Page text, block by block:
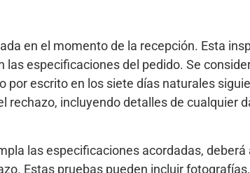
en el momento de la recepción. Esta
especificaciones del pedido. Se
escrito en los siete días naturales
incluyendo detalles de cualquier
las especificaciones acordadas, deberá
Estas pruebas pueden incluir fotografías,